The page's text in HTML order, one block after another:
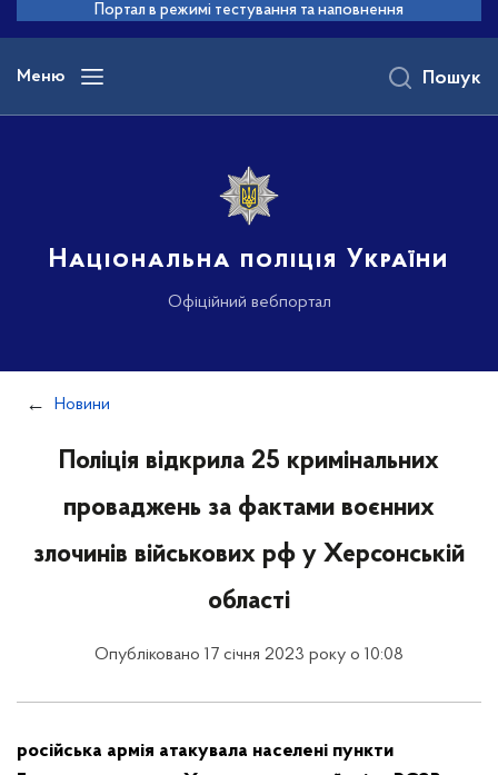
основного
вмісту
Портал в режимі тестування та наповнення
Меню
Національна поліція України
Офіційний вебпортал
Пошук
Новини
Поліція відкрила 25 кримінальних
проваджень за фактами воєнних
злочинів військових рф у Херсонській
області
Опубліковано 17 січня 2023 року о 10:08
російська армія атакувала населені пункти